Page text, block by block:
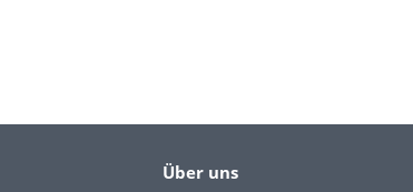
Über uns